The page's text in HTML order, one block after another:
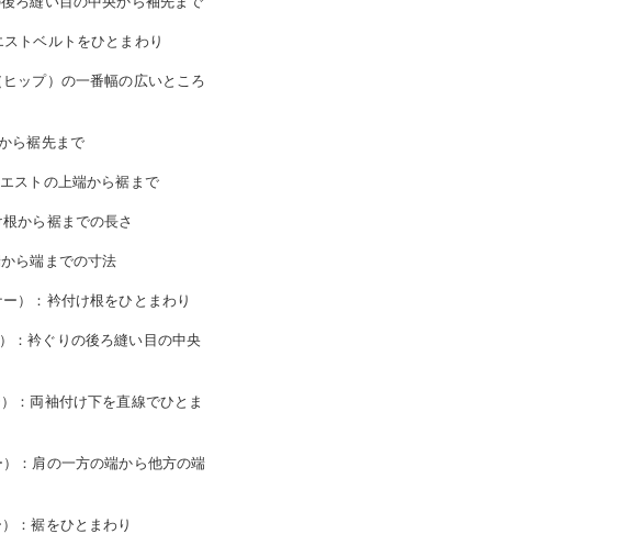
ストベルトをひとまわり
ヒップ）の一番幅の広いところ
ら裾先まで
ストの上端から裾まで
から裾までの長さ
ら端までの寸法
）
： 衿付け根をひとまわり
：衿ぐりの後ろ縫い目の中央
： 両袖付け下を直線でひとま
： 肩の一方の端から他方の端
：裾をひとまわり